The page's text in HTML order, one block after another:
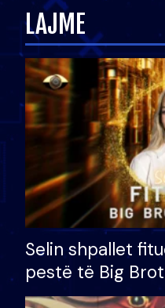
LAJME
Selin shpallet
pestë të Big
çmimin e madh